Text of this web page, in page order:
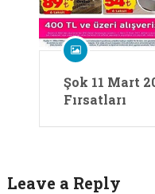
Şok 11 Mart
Fırsatları
Leave a Reply